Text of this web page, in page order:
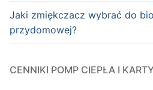
Jaki zmiękczacz wybrać do
przydomowej?
CENNIKI POMP CIEPŁA I